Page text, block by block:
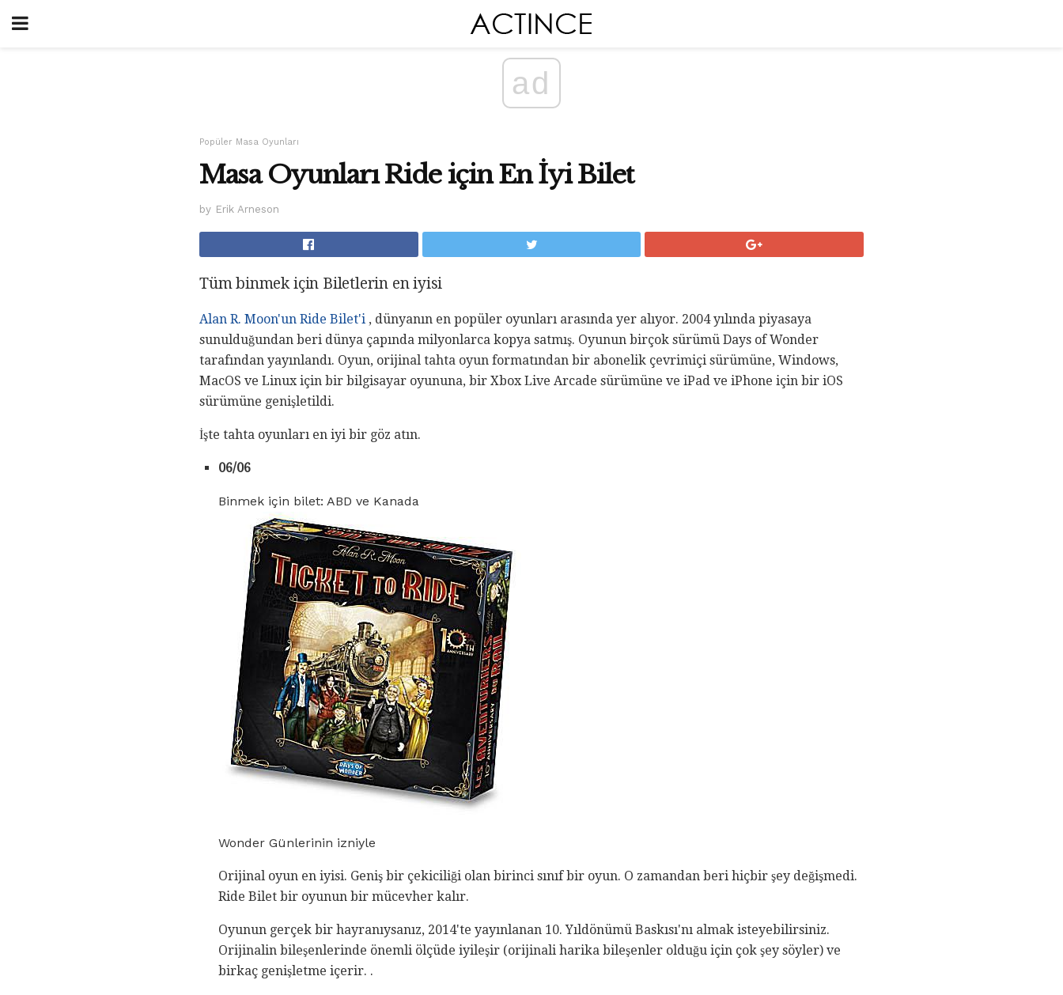
ad
Popüler Masa Oyunları
Masa Oyunları Ride için En İyi Bilet
by Erik Arneson
Tüm binmek için Biletlerin en iyisi
Alan R. Moon'un Ride Bilet'i , dünyanın en popüler oyunları arasında yer alıyor. 2004 yılında piyasaya
sunulduğundan beri dünya çapında milyonlarca kopya satmış. Oyunun birçok sürümü Days of Wonder
tarafından yayınlandı. Oyun, orijinal tahta oyun formatından bir abonelik çevrimiçi sürümüne, Windows,
MacOS ve Linux için bir bilgisayar oyununa, bir Xbox Live Arcade sürümüne ve iPad ve iPhone için bir iOS
sürümüne genişletildi.
İşte tahta oyunları en iyi bir göz atın.
06/06
Binmek için bilet: ABD ve Kanada
Wonder Günlerinin izniyle
Orijinal oyun en iyisi. Geniş bir çekiciliği olan birinci sınıf bir oyun. O zamandan beri hiçbir şey değişmedi.
Ride Bilet bir oyunun bir mücevher kalır.
Oyunun gerçek bir hayranıysanız, 2014'te yayınlanan 10. Yıldönümü Baskısı'nı almak isteyebilirsiniz.
Orijinalin bileşenlerinde önemli ölçüde iyileşir (orijinali harika bileşenler olduğu için çok şey söyler) ve
birkaç genişletme içerir. .